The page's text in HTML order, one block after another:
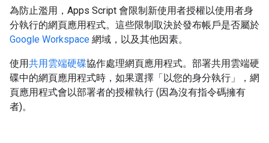
為防止濫用，Apps Script 會限制新使用者授權以使用者身
分執行的網頁應用程式。這些限制取決於發布帳戶是否屬於
Google Workspace 網域，以及其他因素。
使用共用雲端硬碟協作處理網頁應用程式。部署共用雲端硬
碟中的網頁應用程式時，如果選擇「以您的身分執行」，網
頁應用程式會以部署者的授權執行 (因為沒有指令碼擁有
者)。